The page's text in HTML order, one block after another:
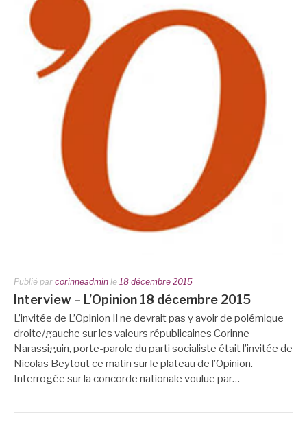
Publié par corinneadmin le 18 décembre 2015
Interview – L’Opinion 18 décembre 2015
L’invitée de L’Opinion Il ne devrait pas y avoir de polémique
droite/gauche sur les valeurs républicaines Corinne
Narassiguin, porte-parole du parti socialiste était l’invitée de
Nicolas Beytout ce matin sur le plateau de l’Opinion.
Interrogée sur la concorde nationale voulue par…